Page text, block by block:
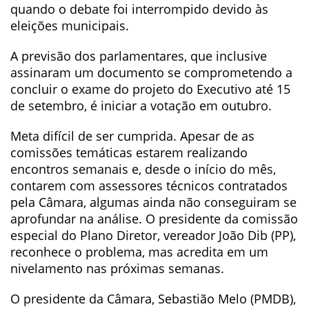
quando o debate foi interrompido devido às
eleições municipais.
A previsão dos parlamentares, que inclusive
assinaram um documento se comprometendo a
concluir o exame do projeto do Executivo até 15
de setembro, é iniciar a votação em outubro.
Meta difícil de ser cumprida. Apesar de as
comissões temáticas estarem realizando
encontros semanais e, desde o início do mês,
contarem com assessores técnicos contratados
pela Câmara, algumas ainda não conseguiram se
aprofundar na análise. O presidente da comissão
especial do Plano Diretor, vereador João Dib (PP),
reconhece o problema, mas acredita em um
nivelamento nas próximas semanas.
O presidente da Câmara, Sebastião Melo (PMDB),